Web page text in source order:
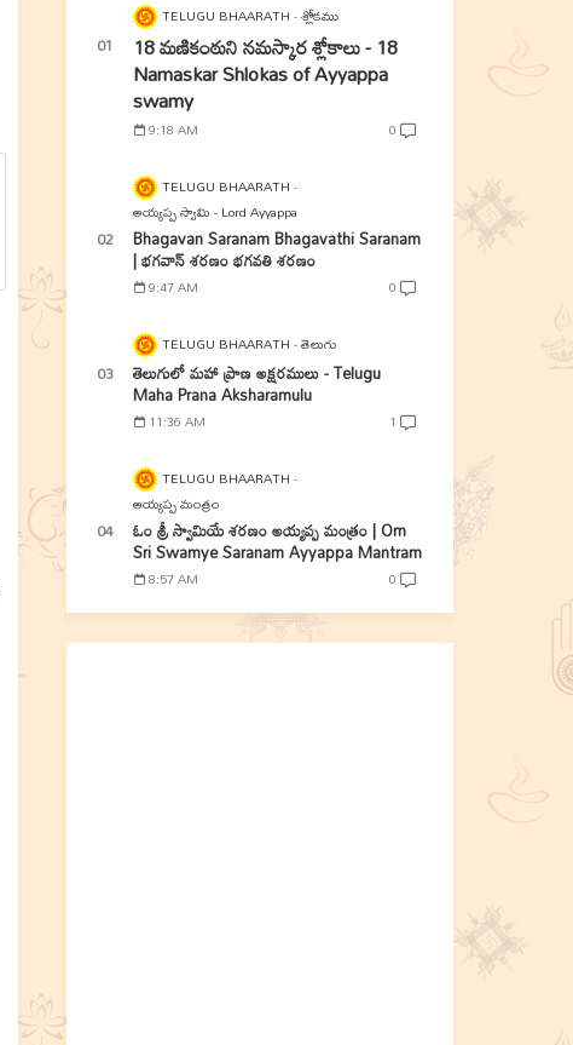
TELUGU BHAARATH శ్లోకము
18 మణికంఠుని నమస్కార శ్లోకాలు - 18
Namaskar Shlokas of Ayyappa
swamy
9:18 AM 0
TELUGU BHAARATH
అయ్యప్ప స్వామి - Lord Ayyappa
Bhagavan Saranam Bhagavathi Saranam
| భగవాన్ శరణం భగవతి శరణం
9:47 AM 0
TELUGU BHAARATH తెలుగు
తెలుగులో మహా ప్రాణ అక్షరములు - Telugu
Maha Prana Aksharamulu
11:36 AM 1
TELUGU BHAARATH
అయ్యప్ప మంత్రం
ఓం శ్రీ స్వామియే శరణం అయ్యప్ప మంత్రం | Om
Sri Swamye Saranam Ayyappa Mantram
8:57 AM 0